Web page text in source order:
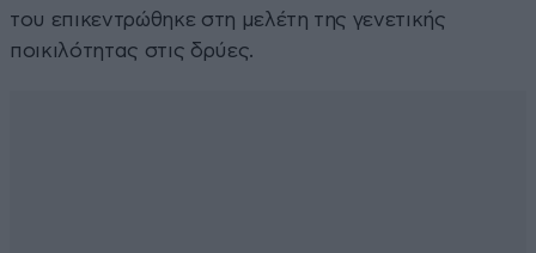
του επικεντρώθηκε στη μελέτη της γενετικής
ποικιλότητας στις δρύες.